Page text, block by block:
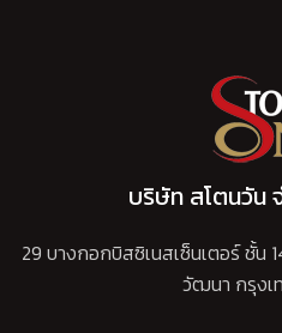
บริษัท สโตนวัน
29 บางกอกบิสซิเนสเซ็นเตอร์ ชั้น
วัฒนา กรุงเ